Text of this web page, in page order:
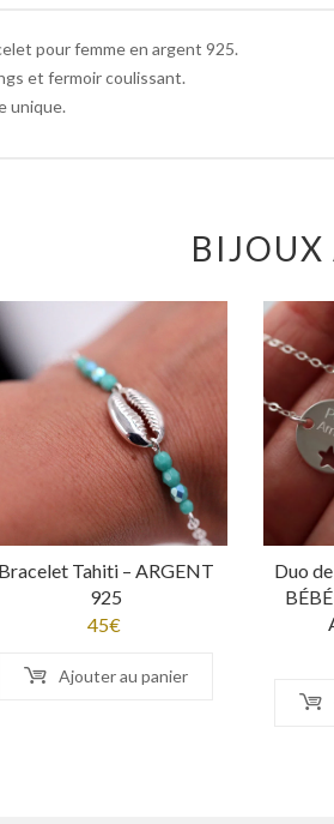
pour femme en argent 925.
et fermoir coulissant.
unique.
BIJOUX
Bracelet Tahiti – ARGENT
925
45€
Ajouter au panier
Duo